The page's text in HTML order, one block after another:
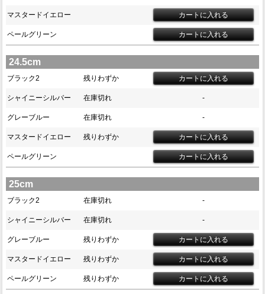
マスタードイエロー
ペールグリーン
24.5cm
ブラック2 残りわずか
シャイニーシルバー 在庫切れ -
グレーブルー 在庫切れ -
マスタードイエロー 残りわずか
ペールグリーン
25cm
ブラック2 在庫切れ -
シャイニーシルバー 在庫切れ -
グレーブルー 残りわずか
マスタードイエロー 残りわずか
ペールグリーン 残りわずか